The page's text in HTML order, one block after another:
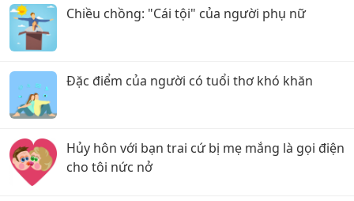
Chiều chồng: "Cái tội" của người phụ nữ
Đặc điểm của người có tuổi thơ khó khăn
Hủy hôn với bạn trai cứ bị mẹ mắng là gọi điện
cho tôi nức nở